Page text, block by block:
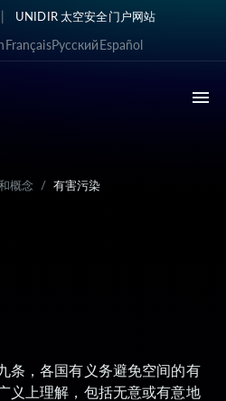
| UNIDIR 太空安全门户网站
FrançaisРусскийEspañol
概念 / 有害污染
条，各国有义务避免空间的有
义上理解，包括无意或有意地